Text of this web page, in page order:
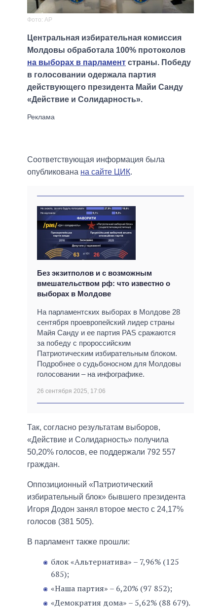
Фото: AP
Центральная избирательная комиссия
Молдовы обработала 100% протоколов
на выборах в парламент страны. Победу
в голосовании одержала партия
действующего президента Майи Санду
«Действие и Солидарность».
Соответствующая информация была
опубликована на сайте ЦИК.
Без экзитполов и с возможным
вмешательством рф: что известно о
выборах в Молдове
На парламентских выборах в Молдове 28
сентября проевропейский лидер страны
Майя Санду и ее партия PAS сражаются
за победу с пророссийским
Патриотическим избирательным блоком.
Подробнее о судьбоносном для Молдовы
голосовании – на инфографике.
26 сентября 2025, 17:06
Так, согласно результатам выборов,
«Действие и Солидарность» получила
50,20% голосов, ее поддержали 792 557
граждан.
Оппозиционный «Патриотический
избирательный блок» бывшего президента
Игоря Додон занял второе место с 24,17%
голосов (381 505).
В парламент также прошли:
блок «Альтернатива» – 7,96% (125
685);
«Наша партия» – 6,20% (97 852);
«Демократия дома» – 5,62% (88 679).